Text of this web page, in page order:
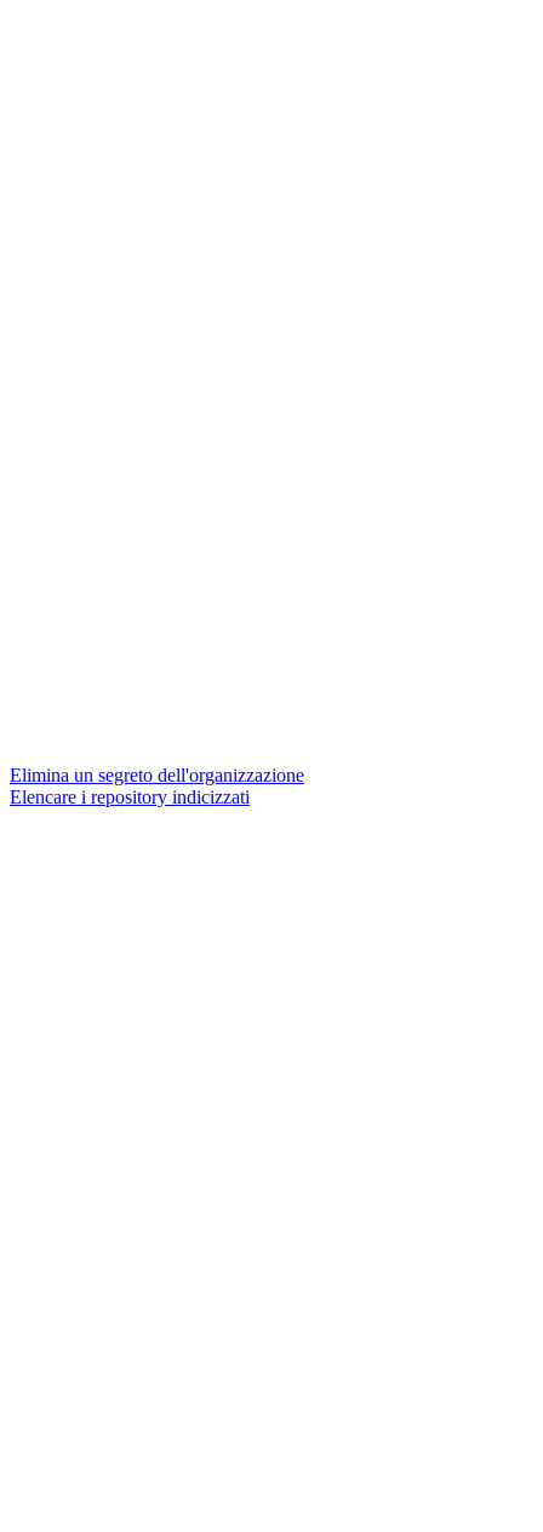
Elimina un segreto dell'organizzazione
Elencare i repository indicizzati